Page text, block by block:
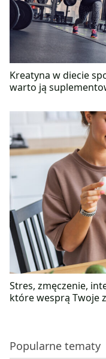
Kreatyna w diecie
warto ją
Stres, zmęczenie,
które wesprą Twoje
Popularne tematy